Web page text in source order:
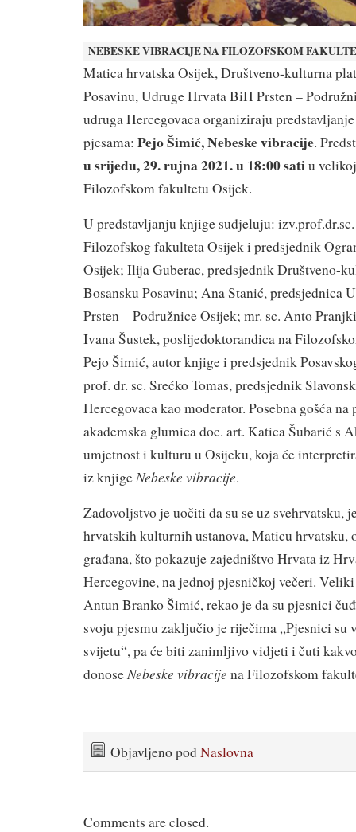
NEBESKE VIBRACIJE NA FILOZOFSKOM
Matica hrvatska Osijek, Društveno-kulturna
Posavinu, Udruge Hrvata BiH Prsten –
udruga Hercegovaca organiziraju
pjesama: Pejo Šimić, Nebeske vibracije.
u srijedu, 29. rujna 2021. u 18:00 satiu
Filozofskom fakultetu Osijek.
U predstavljanju knjige sudjeluju:
Filozofskog fakulteta Osijek i predsjednik
Osijek; Ilija Guberac, predsjednik Društveno-
Bosansku Posavinu; Ana Stanić, predsjednica
Prsten – Podružnice Osijek; mr. sc. Anto
Ivana Šustek, poslijedoktorandica na
Pejo Šimić, autor knjige i predsjednik
prof. dr. sc. Srećko Tomas, predsjednik
Hercegovaca kao moderator. Posebna gošća
akademska glumica doc. art. Katica Šubarić s
umjetnost i kulturu u Osijeku, koja će
iz knjigeNebeske vibracije.
Zadovoljstvo je uočiti da su se uz svehrvatsku,
hrvatskih kulturnih ustanova, Maticu hrvatsku,
građana, što pokazuje zajedništvo Hrvata iz
Hercegovine, na jednoj pjesničkoj večeri.
Antun Branko Šimić, rekao je da su pjesnici
svoju pjesmu zaključio je riječima „Pjesnici su
svijetu“, pa će biti zanimljivo vidjeti i čuti
donoseNebeske vibracije na Filozofskom
Objavljeno podNaslovna
Comments are closed.